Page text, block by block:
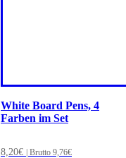
White Board Pens, 4
Farben im Set
8,20€ | Brutto 9,76€